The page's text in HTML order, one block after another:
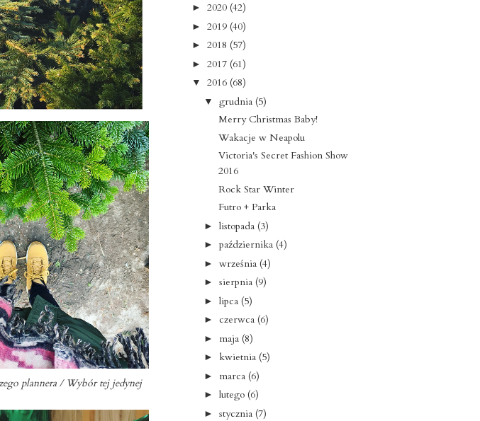
plannera / Wybór tej jedynej
► 2020 (42)
► 2019 (40)
► 2018 (57)
► 2017 (61)
▼ 2016 (68)
▼ grudnia (5)
Merry Christmas Baby!
Wakacje w Neapolu
Victoria's Secret Fashion Show
2016
Rock Star Winter
Futro + Parka
► listopada (3)
► października (4)
► września (4)
► sierpnia (9)
► lipca (5)
► czerwca (6)
► maja (8)
► kwietnia (5)
► marca (6)
► lutego (6)
► stycznia (7)